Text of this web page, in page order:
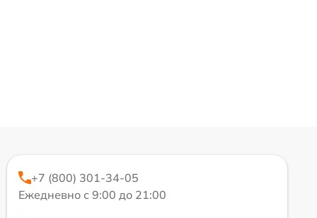
+7 (800) 301-34-05
Ежедневно с 9:00 до 21:00